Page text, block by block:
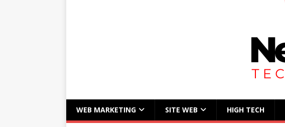
WEB MARKETING SITE WEB HIGH TECH